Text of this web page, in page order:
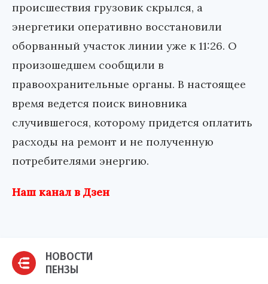
происшествия грузовик скрылся, а
энергетики оперативно восстановили
оборванный участок линии уже к 11:26. О
произошедшем сообщили в
правоохранительные органы. В настоящее
время ведется поиск виновника
случившегося, которому придется оплатить
расходы на ремонт и не полученную
потребителями энергию.
Наш канал в Дзен
НОВОСТИ
ПЕНЗЫ